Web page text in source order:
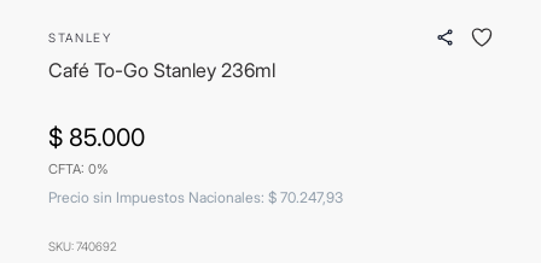
STANLEY
Café To-Go Stanley 236ml
$ 85.000
CFTA: 0%
Precio sin Impuestos Nacionales: $ 70.247,93
SKU:740692
4.
6. bressia
7
mochila
9. carolina herrera